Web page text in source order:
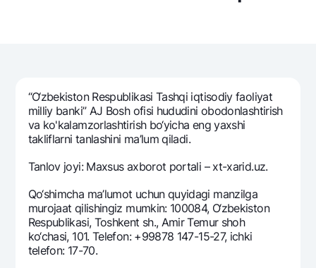
Hamma uchun USD uchun
Talab qilib olinguncha USD
Oltin omonat
NBU’dan oltin quymalar
Kumush omonat
UzCard/HUMO
Visa
Visa FIFA
Garmin pay
Eskrou hisobvarag‘i
Tariflar
Aksiyalar
Milliy mobil ilovasi
Ko'p beriladigan savollar
“O‘zbekiston Respublikasi Tashqi iqtisodiy faoliyat
milliy banki” AJ Bosh ofisi hududini obodonlashtirish
va ko'kalamzorlashtirish bo‘yicha eng yaxshi
takliflarni tanlashini ma’lum qiladi.
Tanlov joyi: Maxsus axborot portali – xt-xarid.uz.
Qo‘shimcha ma’lumot uchun quyidagi manzilga
murojaat qilishingiz mumkin: 100084, O‘zbekiston
Respublikasi, Toshkent sh., Amir Temur shoh
ko‘chasi, 101. Telefon: +99878 147-15-27, ichki
telefon: 17-70.